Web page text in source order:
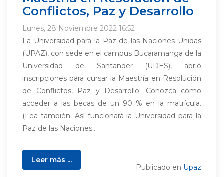
Conflictos, Paz y Desarrollo
Lunes, 28 Noviembre 2022 16:52
La Universidad para la Paz de las Naciones Unidas
(UPAZ), con sede en el campus Bucaramanga de la
Universidad de Santander (UDES), abrió
inscripciones para cursar la Maestría en Resolución
de Conflictos, Paz y Desarrollo. Conozca cómo
acceder a las becas de un 90 % en la matrícula.
(Lea también: Así funcionará la Universidad para la
Paz de las Naciones...
Leer más ...
Publicado en Upaz